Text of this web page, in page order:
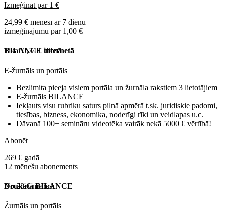
Izmēģināt par 1 €
24,99 € mēnesī ar 7 dienu
izmēģinājumu par 1,00 €
Tikai 0,74 € dienā
BILANCE internetā
E-žurnāls un portāls
Bezlimita pieeja visiem portāla un žurnāla rakstiem 3 lietotājiem
E-žurnāls BILANCE
Iekļauts visu rubriku saturs pilnā apmērā t.sk. juridiskie padomi,
tiesības, bizness, ekonomika, noderīgi rīki un veidlapas u.c.
Dāvanā 100+ semināru videotēka vairāk nekā 5000 € vērtībā!
Abonēt
269 € gadā
12 mēnešu abonements
No 28 € mēnesī
Drukātā BILANCE
Žurnāls un portāls